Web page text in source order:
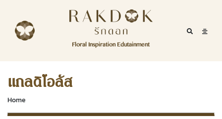
RakDok (รักดอก)
Floral Inspiration Edutainment
Mobile
RakDok
Menu
MAGAZINE
EDUTAINMENT
แกลดิโอลัส
Home